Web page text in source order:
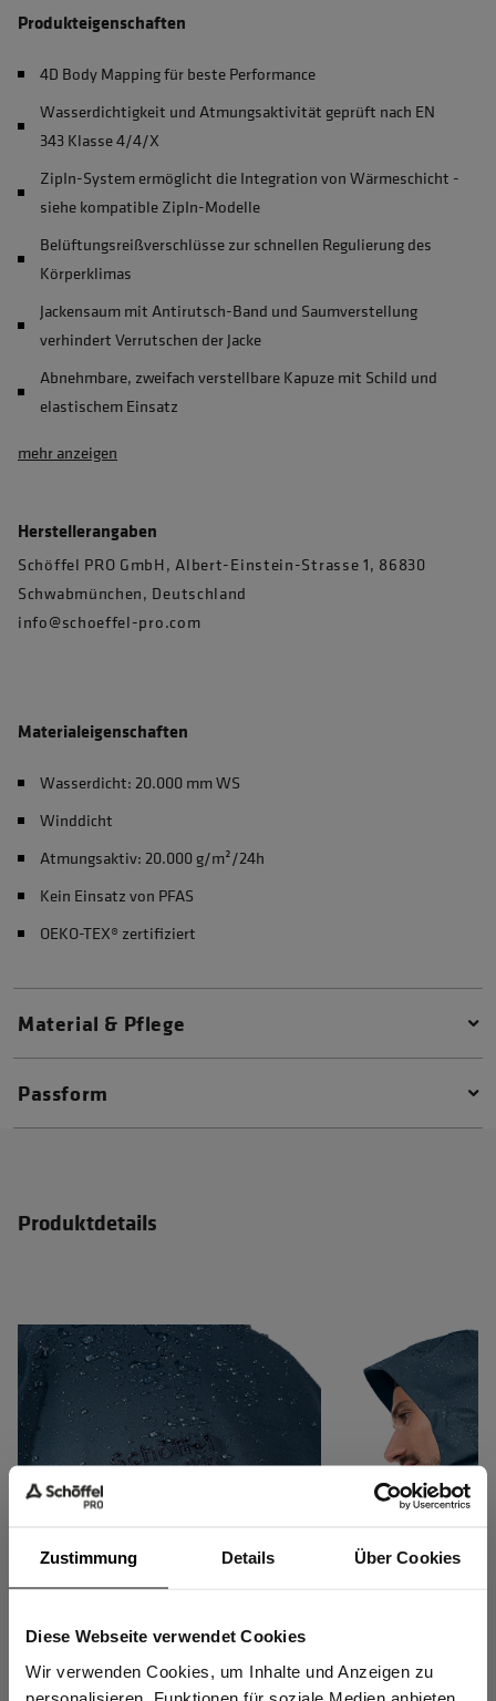
Zustimmung Details Über Cookies
Diese Webseite verwendet Cookies
Wir verwenden Cookies, um Inhalte und Anzeigen zu
personalisieren, Funktionen für soziale Medien anbieten
Produkteigenschaften
4D Body Mapping für beste Performance
Wasserdichtigkeit und Atmungsaktivität geprüft nach EN
343 Klasse 4/4/X
ZipIn-System ermöglicht die Integration von Wärmeschicht -
siehe kompatible ZipIn-Modelle
Belüftungsreißverschlüsse zur schnellen Regulierung des
Körperklimas
Jackensaum mit Antirutsch-Band und Saumverstellung
verhindert Verrutschen der Jacke
Abnehmbare, zweifach verstellbare Kapuze mit Schild und
elastischem Einsatz
mehr anzeigen
Herstellerangaben
Schöffel PRO GmbH, Albert-Einstein-Strasse 1, 86830
Schwabmünchen, Deutschland
info@schoeffel-pro.com
Materialeigenschaften
Wasserdicht: 20.000 mm WS
Winddicht
Atmungsaktiv: 20.000 g/m²/24h
Kein Einsatz von PFAS
OEKO-TEX® zertifiziert
Material & Pflege
Passform
Produktdetails
Wasserdichtigkeit und
Dank 20.000 mm
Sind Sie
Gewerbetreibender?